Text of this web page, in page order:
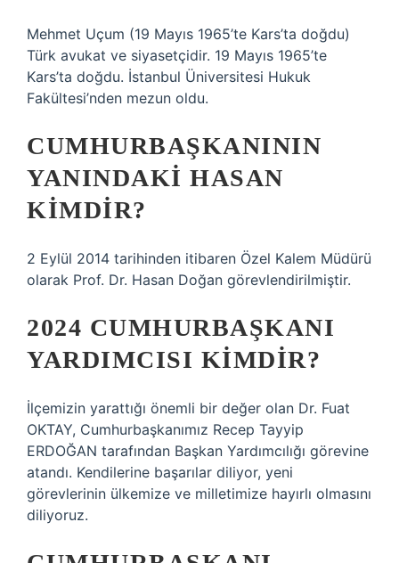
Mehmet Uçum (19 Mayıs 1965’te Kars’ta doğdu)
Türk avukat ve siyasetçidir. 19 Mayıs 1965’te
Kars’ta doğdu. İstanbul Üniversitesi Hukuk
Fakültesi’nden mezun oldu.
CUMHURBAŞKANININ
YANINDAKI HASAN
KIMDIR?
2 Eylül 2014 tarihinden itibaren Özel Kalem Müdürü
olarak Prof. Dr. Hasan Doğan görevlendirilmiştir.
2024 CUMHURBAŞKANI
YARDIMCISI KIMDIR?
İlçemizin yarattığı önemli bir değer olan Dr. Fuat
OKTAY, Cumhurbaşkanımız Recep Tayyip
ERDOĞAN tarafından Başkan Yardımcılığı görevine
atandı. Kendilerine başarılar diliyor, yeni
görevlerinin ülkemize ve milletimize hayırlı olmasını
diliyoruz.